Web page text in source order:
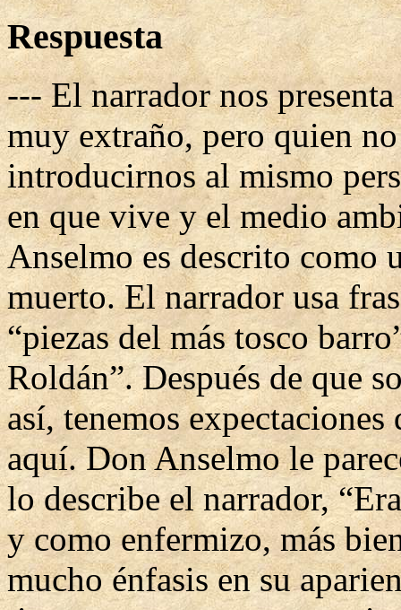
Respuesta
--- El narrador nos
muy extraño, pero quien
introducirnos al mismo
en que vive y el medio
Anselmo es descrito
muerto. El narrador usa
“piezas del más tosco
Roldán”. Después de que
así, tenemos
aquí. Don Anselmo le
lo describe el narrador,
y como enfermizo, más
mucho énfasis en su